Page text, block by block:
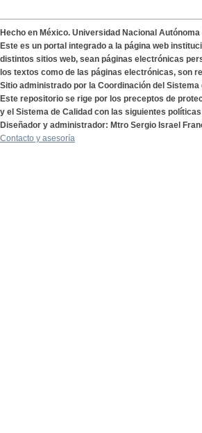
Hecho en México. Universidad Nacional
Este es un portal integrado a la página web
distintos sitios web, sean páginas electrónicas
los textos como de las páginas electrónicas, son
Sitio administrado por la Coordinación del Sistema
Este repositorio se rige por los preceptos de
y el Sistema de Calidad con las siguientes
Diseñador y administrador: Mtro Sergio Israel
Contacto y asesoría